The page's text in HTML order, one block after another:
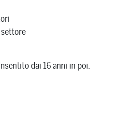
dai 16 anni in poi.